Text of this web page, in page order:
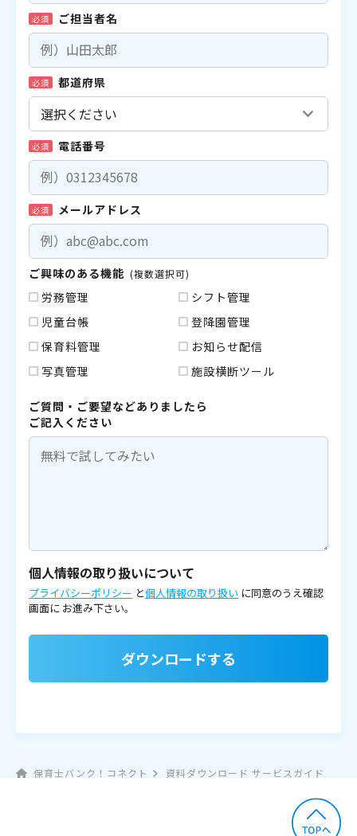
必須 ご担当者名
必須 都道府県
必須 電話番号
必須 メールアドレス
ご興味のある機能 (複数選択可)
労務管理
シフト管理
児童台帳
登降園管理
保育料管理
お知らせ配信
写真管理
施設横断ツール
ご質問・ご要望などありましたら
ご記入ください
個人情報の取り扱いについて
プライバシーポリシー と個人情報の取り扱い に同意のうえ確認
画面に お進み下さい。
ダウンロードする
保育士バンク！コネクト 資料ダウンロード サービスガイド